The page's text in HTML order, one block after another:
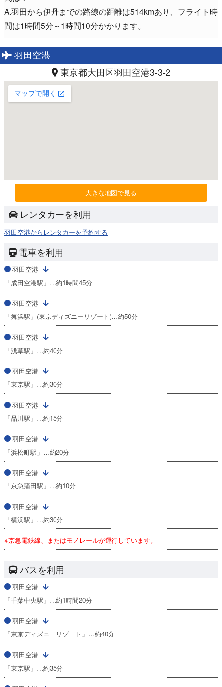
A.羽田から伊丹までの路線の距離は514kmあり、フライト時
間は1時間5分～1時間10分かかります。
羽田空港
東京都大田区羽田空港3-3-2
大きな地図で見る
レンタカーを利用
羽田空港からレンタカーを予約する
電車を利用
羽田空港
「成田空港駅」…約1時間45分
羽田空港
「舞浜駅」(東京ディズニーリゾート)…約50分
羽田空港
「浅草駅」…約40分
羽田空港
「東京駅」…約30分
羽田空港
「品川駅」…約15分
羽田空港
「浜松町駅」…約20分
羽田空港
「京急蒲田駅」…約10分
羽田空港
「横浜駅」…約30分
※京急電鉄線、またはモノレールが運行しています。
バスを利用
羽田空港
「千葉中央駅」…約1時間20分
羽田空港
「東京ディズニーリゾート」…約40分
羽田空港
「東京駅」…約35分